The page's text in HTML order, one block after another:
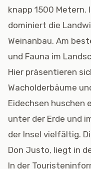
knapp 1500 Metern.
dominiert die
Weinanbau. Am
und Fauna im
Hier präsentieren
Wacholderbäume
Eidechsen huschen
unter der Erde und
der Insel vielfältig.
Don Justo, liegt in
In der